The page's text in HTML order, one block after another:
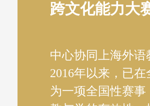
跨文化能力大
中心协同上海外
2016年以来，已
为一项全国性赛